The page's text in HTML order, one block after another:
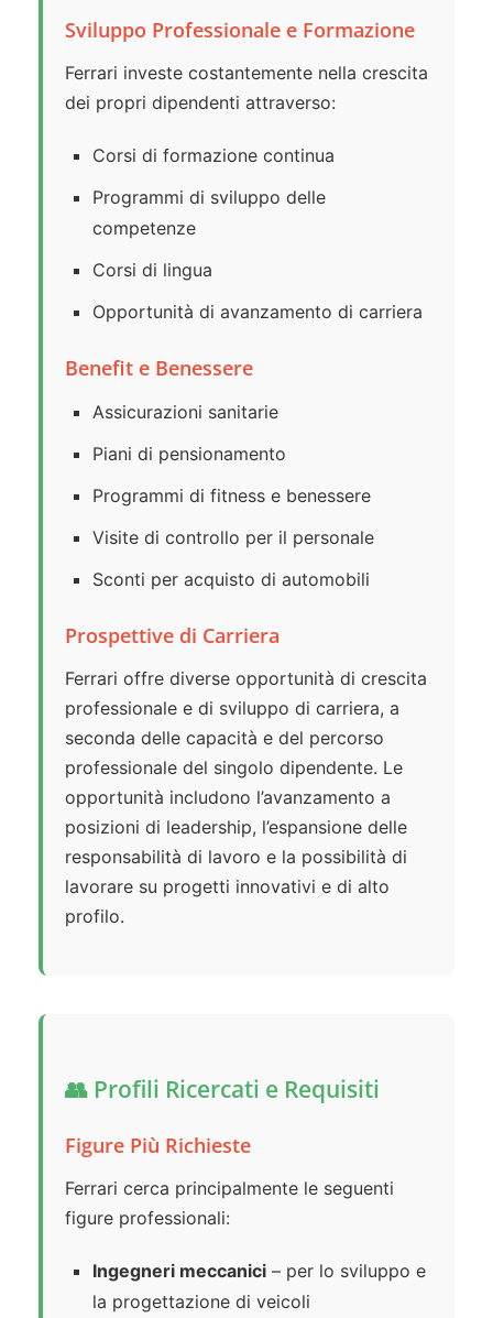
Sviluppo Professionale e Formazione
Ferrari investe costantemente nella crescita
dei propri dipendenti attraverso:
Corsi di formazione continua
Programmi di sviluppo delle
competenze
Corsi di lingua
Opportunità di avanzamento di carriera
Benefit e Benessere
Assicurazioni sanitarie
Piani di pensionamento
Programmi di fitness e benessere
Visite di controllo per il personale
Sconti per acquisto di automobili
Prospettive di Carriera
Ferrari offre diverse opportunità di crescita
professionale e di sviluppo di carriera, a
seconda delle capacità e del percorso
professionale del singolo dipendente. Le
opportunità includono l’avanzamento a
posizioni di leadership, l’espansione delle
responsabilità di lavoro e la possibilità di
lavorare su progetti innovativi e di alto
profilo.
👥 Profili Ricercati e Requisiti
Figure Più Richieste
Ferrari cerca principalmente le seguenti
figure professionali:
Ingegneri meccanici – per lo sviluppo e
la progettazione di veicoli